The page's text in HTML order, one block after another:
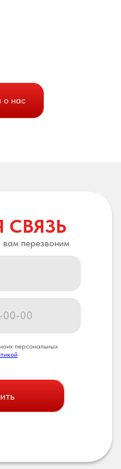
о нас
СВЯЗЬ
перезвоним
персональных